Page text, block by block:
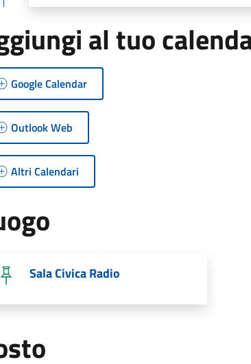
al tuo
Google Calendar
Outlook Web
Altri Calendari
Sala Civica Radio